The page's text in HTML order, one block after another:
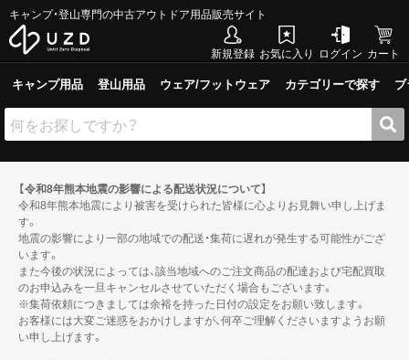
キャンプ・登山専門の中古アウトドア用品販売サイト
新規登録 お気に入り ログイン カート
キャンプ用品 登山用品 ウェア/フットウェア カテゴリーで探す
【令和8年熊本地震の影響による配送状況について】
令和8年熊本地震により被害を受けられた皆様に心よりお見舞い申し上げま
す。
地震の影響により一部の地域での配送・集荷に遅れが発生する可能性がござ
います。
また今後の状況によっては、該当地域へのご注文商品の配達および宅配買取
のお申込みを一旦キャンセルさせていただく場合もございます。
※集荷依頼につきましては余裕を持った日付の設定をお願い致します。
お客様には大変ご迷惑をおかけしますが、何卒ご理解くださいますようお願
い申し上げます。